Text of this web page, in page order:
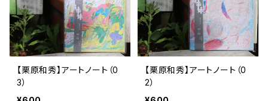
【栗原和秀】アートノート（0
3）
【栗原和秀】アートノート（0
2）